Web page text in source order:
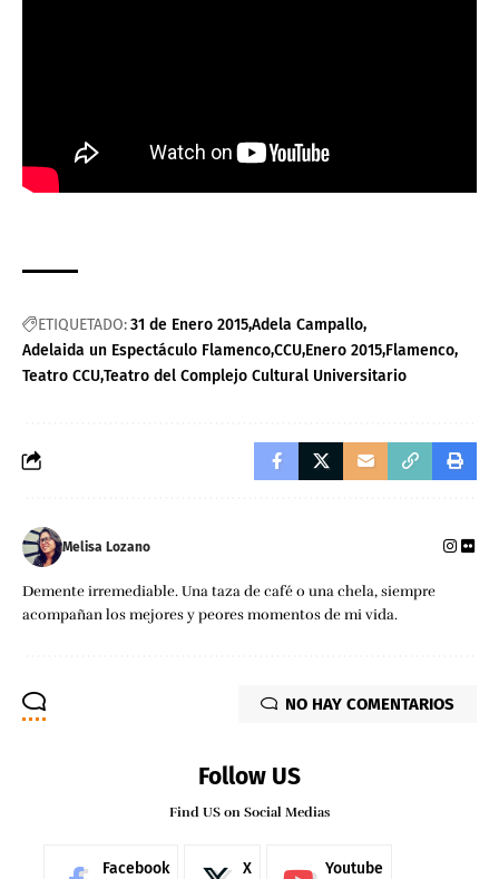
ETIQUETADO:31 de Enero 2015Adela Campallo
Adelaida un Espectáculo FlamencoCCU Enero 2015 Flamenco
Teatro CCUTeatro del Complejo Cultural Universitario
Melisa Lozano
Demente irremediable. Una taza de café o una chela, siempre
acompañan los mejores y peores momentos de mi vida.
NO HAY COMENTARIOS
Follow US
Find US on Social Medias
Facebook X Youtube